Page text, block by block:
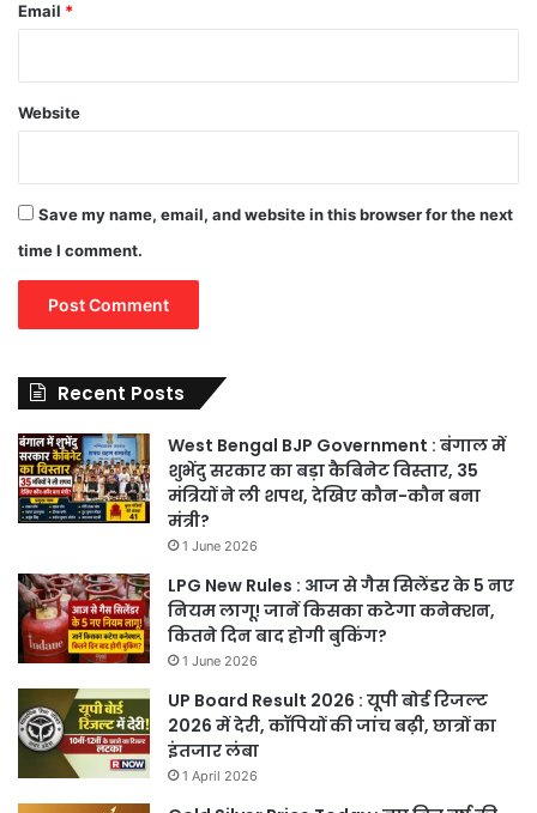
Email *
Website
Save my name, email, and website in this browser for the next
time I comment.
Recent Posts
West Bengal BJP Government : बंगाल में
शुभेंदु सरकार का बड़ा कैबिनेट विस्तार, 35
मंत्रियों ने ली शपथ, देखिए कौन-कौन बना
मंत्री?
1 June 2026
LPG New Rules : आज से गैस सिलेंडर के 5 नए
नियम लागू! जानें किसका कटेगा कनेक्शन,
कितने दिन बाद होगी बुकिंग?
1 June 2026
UP Board Result 2026 : यूपी बोर्ड रिजल्ट
2026 में देरी, कॉपियों की जांच बढ़ी, छात्रों का
इंतजार लंबा
1 April 2026